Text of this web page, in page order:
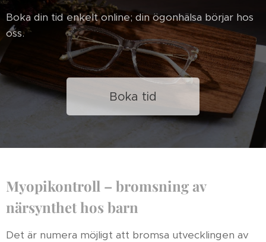
Boka din tid enkelt online; din ögonhälsa börjar hos
oss.
Boka tid
Myopikontroll – bromsning av
närsynthet hos barn
Det är numera möjligt att bromsa utvecklingen av